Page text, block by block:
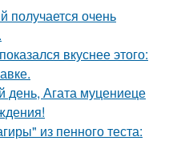
получается очень
вкуснее этого:
день, Агата муцениеце
из пенного теста: